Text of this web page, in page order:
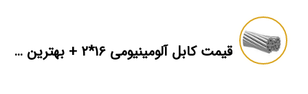
قیمت کابل آلومینیومی ۱۶*۲ + بهترین برند بازار + اطلاعات فنی